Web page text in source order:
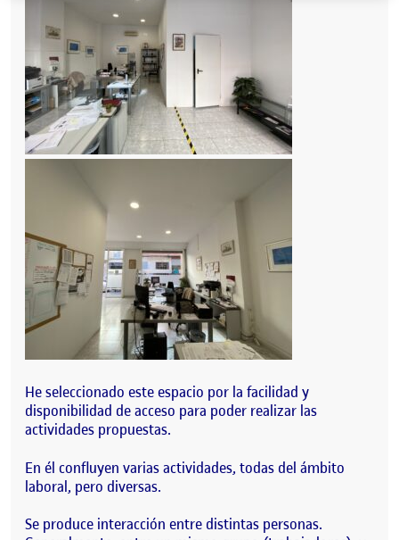
He seleccionado este espacio por la facilidad y
disponibilidad de acceso para poder realizar las
actividades propuestas.
En él confluyen varias actividades, todas del ámbito
laboral, pero diversas.
Se produce interacción entre distintas personas.